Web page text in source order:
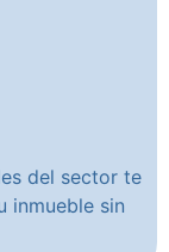
del sector te
inmueble sin